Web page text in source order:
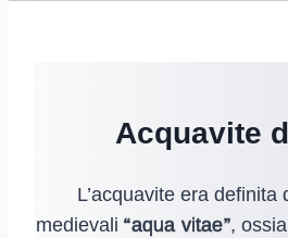
Acquavite
L’acquavite era definita
medievali“aqua vitae”, ossia